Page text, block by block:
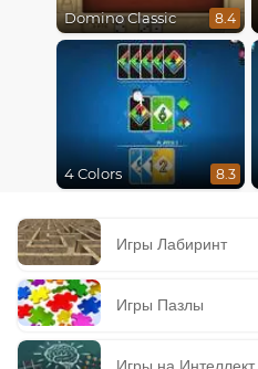
Domino Classic 8.4
4 Colors 8.3
Игры Лабиринт
Игры Пазлы